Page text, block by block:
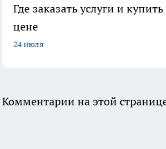
Где заказать услуги и
цене
24 июля
Комментарии на этой